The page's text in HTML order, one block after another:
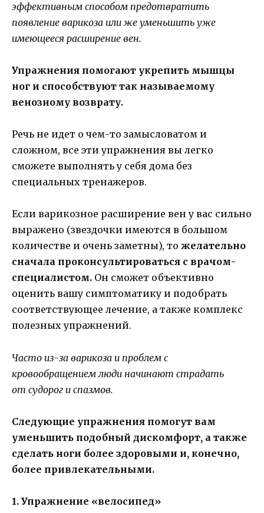
эффективным способом предотвратить
появление варикоза или же уменьшить уже
имеющееся расширение вен.
Упражнения помогают укрепить мышцы
ног и способствуют так называемому
венозному возврату.
Речь не идет о чем-то замысловатом и
сложном, все эти упражнения вы легко
сможете выполнять у себя дома без
специальных тренажеров.
Если варикозное расширение вен у вас сильно
выражено (звездочки имеются в большом
количестве и очень заметны), то желательно
сначала проконсультироваться с врачом-
специалистом. Он сможет объективно
оценить вашу симптоматику и подобрать
соответствующее лечение, а также комплекс
полезных упражнений.
Часто из-за варикоза и проблем с
кровообращением люди начинают страдать
от судорог и спазмов.
Следующие упражнения помогут вам
уменьшить подобный дискомфорт, а также
сделать ноги более здоровыми и, конечно,
более привлекательными.
1. Упражнение «велосипед»